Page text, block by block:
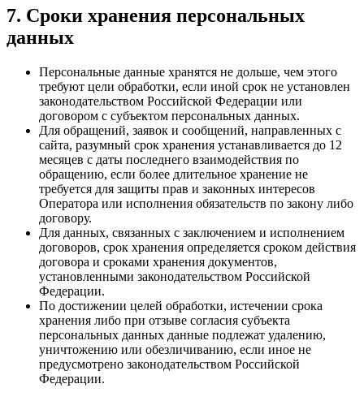
7. Сроки хранения персональных
данных
Персональные данные хранятся не дольше, чем этого
требуют цели обработки, если иной срок не установлен
законодательством Российской Федерации или
договором с субъектом персональных данных.
Для обращений, заявок и сообщений, направленных с
сайта, разумный срок хранения устанавливается до 12
месяцев с даты последнего взаимодействия по
обращению, если более длительное хранение не
требуется для защиты прав и законных интересов
Оператора или исполнения обязательств по закону либо
договору.
Для данных, связанных с заключением и исполнением
договоров, срок хранения определяется сроком действия
договора и сроками хранения документов,
установленными законодательством Российской
Федерации.
По достижении целей обработки, истечении срока
хранения либо при отзыве согласия субъекта
персональных данных данные подлежат удалению,
уничтожению или обезличиванию, если иное не
предусмотрено законодательством Российской
Федерации.